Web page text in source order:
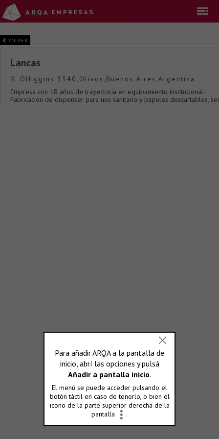
VOLVER
Lancas
B. OHiggins 3340,Olivos,Buenos Aires,Argentina
Empresa con 18 años de trayectoria en equipamiento institucional-
Fabricación de dispenser para uso sanitario y papeles descartables,